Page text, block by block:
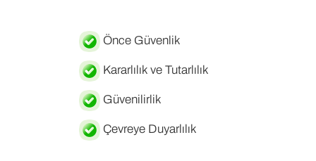
Önce Güvenlik
Kararlılık ve Tutarlılık
Güvenilirlik
Çevreye Duyarlılık